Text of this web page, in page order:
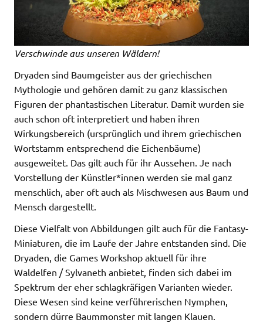
Verschwinde aus unseren Wäldern!
Dryaden sind Baumgeister aus der griechischen
Mythologie und gehören damit zu ganz klassischen
Figuren der phantastischen Literatur. Damit wurden sie
auch schon oft interpretiert und haben ihren
Wirkungsbereich (ursprünglich und ihrem griechischen
Wortstamm entsprechend die Eichenbäume)
ausgeweitet. Das gilt auch für ihr Aussehen. Je nach
Vorstellung der Künstler*innen werden sie mal ganz
menschlich, aber oft auch als Mischwesen aus Baum und
Mensch dargestellt.
Diese Vielfalt von Abbildungen gilt auch für die Fantasy-
Miniaturen, die im Laufe der Jahre entstanden sind. Die
Dryaden, die Games Workshop aktuell für ihre
Waldelfen / Sylvaneth anbietet, finden sich dabei im
Spektrum der eher schlagkräfigen Varianten wieder.
Diese Wesen sind keine verführerischen Nymphen,
sondern dürre Baummonster mit langen Klauen.